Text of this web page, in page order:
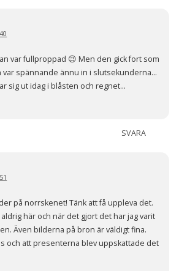
var fullproppad 😉 Men den gick fort som
var spännande ännu in i slutsekunderna…
sig ut idag i blåsten och regnet…
SVARA
på norrskenet! Tänk att få uppleva det.
här och när det gjort det har jag varit
Även bilderna på bron är väldigt fina.
och att presenterna blev uppskattade det